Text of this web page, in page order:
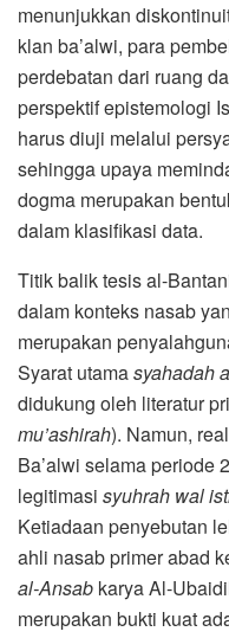
menunjukkan
klan ba’alwi, para
perdebatan dari ruang
perspektif epistemologi
harus diuji melalui
sehingga upaya
dogma merupakan
dalam klasifikasi data.
Titik balik tesis al-
dalam konteks nasab
merupakan
Syarat utamasyahadah
didukung oleh literatur
mu’ashirah). Namun,
Ba’alwi selama periode
legitimasi syuhrah wal
Ketiadaan penyebutan
ahli nasab primer abad
al-Ansab karya Al-
merupakan bukti kuat